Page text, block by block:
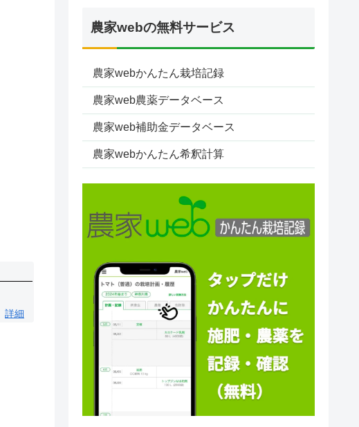
詳細
農家webの無料サービス
農家webかんたん栽培記録
農家web農薬データベース
農家web補助金データベース
農家webかんたん希釈計算